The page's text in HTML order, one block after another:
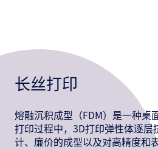
长丝打印
熔融沉积成型（FDM）是一种桌
打印过程中，3D打印弹性体逐
计、廉价的成型以及对高精度和